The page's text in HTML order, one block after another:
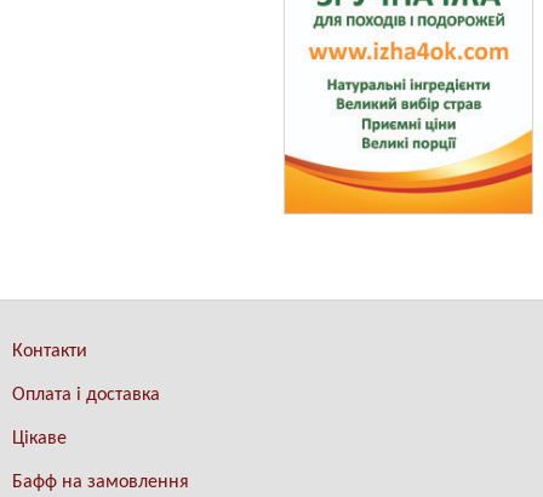
Контакти
Оплата і доставка
Цікаве
Бафф на замовлення